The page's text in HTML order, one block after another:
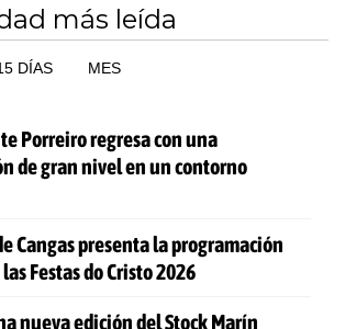
más leída
DÍAS MES
Porreiro regresa con una
de gran nivel en un contorno
Cangas presenta la programación
Festas do Cristo 2026
nueva edición del Stock Marín